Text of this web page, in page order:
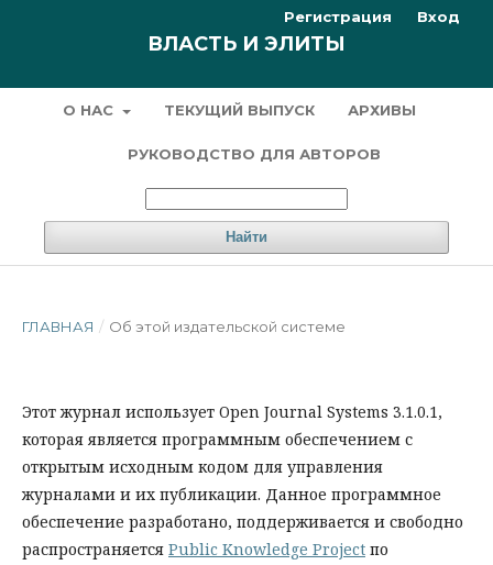
ВЛАСТЬ И ЭЛИТЫ
О НАС ТЕКУЩИЙ ВЫПУСК АРХИВЫ
РУКОВОДСТВО ДЛЯ АВТОРОВ
Найти
Регистрация Вход
ГЛАВНАЯ / Об этой издательской системе
Этот журнал использует Open Journal Systems 3.1.0.1,
которая является программным обеспечением с
открытым исходным кодом для управления
журналами и их публикации. Данное программное
обеспечение разработано, поддерживается и свободно
распространяется Public Knowledge Project по